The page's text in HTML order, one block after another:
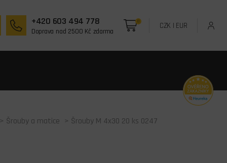
+420 603 494 778
Doprava nad 2500 Kč zdarma
0 CZK | EUR
Šrouby a matice > Šrouby M 4x30 20 ks 0247